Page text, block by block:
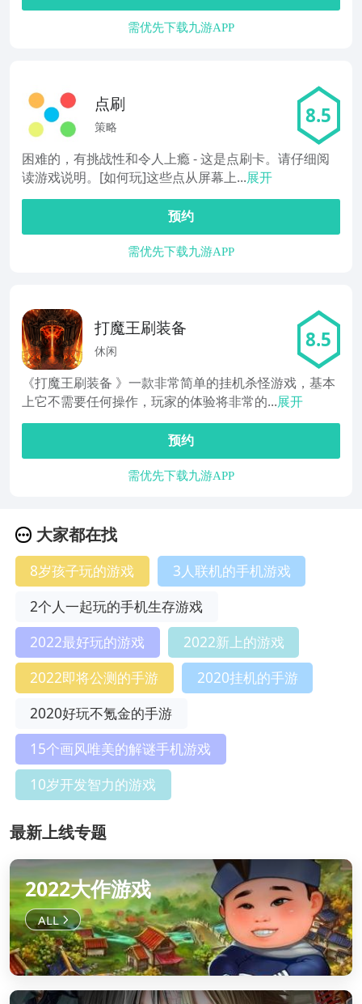
需优先下载九游APP
点刷
策略 8.5
困难的，有挑战性和令人上瘾 - 这是点刷卡。请仔细阅
读游戏说明。[如何玩]这些点从屏幕上...展开
预约
需优先下载九游APP
打魔王刷装备
休闲 8.5
《打魔王刷装备 》一款非常简单的挂机杀怪游戏，基本
上它不需要任何操作，玩家的体验将非常的...展开
预约
需优先下载九游APP
大家都在找
8岁孩子玩的游戏
3人联机的手机游戏
2个人一起玩的手机生存游戏
2022最好玩的游戏
2022新上的游戏
2022即将公测的手游
2020挂机的手游
2020好玩不氪金的手游
15个画风唯美的解谜手机游戏
10岁开发智力的游戏
最新上线专题
2022大作游戏